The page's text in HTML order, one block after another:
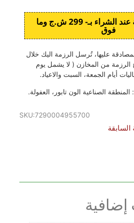
إرسالية مجانية عند الشراء بـ- 299 ش.ج وما
فوق
عليها، تُرسل الرزمة اليك خلال
الرزمة من المخازن ( لا يشمل يوم
أيام الجمعة، السبت والاعياد.
المنطقة الصناعية الون تابور، العفولة.
SKU:7290004955700